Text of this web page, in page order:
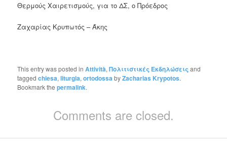
Θερμούς Χαιρετισμούς, για το ΔΣ, ο Πρόεδρος
Ζαχαρίας Κρυπωτός – Άκης
This entry was posted inAttività,Πολιτιστικές Εκδηλώσειςand
taggedchiesa,liturgia,ortodossa byZacharias Krypotos.
Bookmark thepermalink.
Comments are closed.